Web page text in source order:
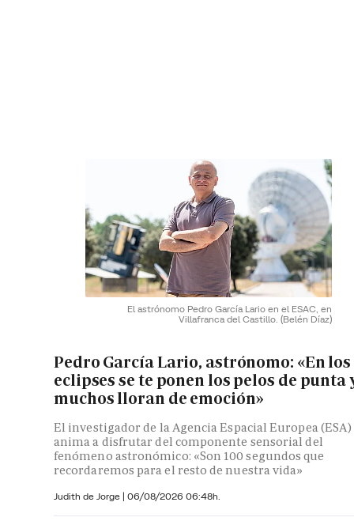
El astrónomo Pedro García Lario en el ESAC, en
Villafranca del Castillo. (Belén Díaz)
Pedro García Lario, astrónomo: «En los
eclipses se te ponen los pelos de punta
muchos lloran de emoción»
El investigador de la Agencia Espacial Europea (ESA)
anima a disfrutar del componente sensorial del
fenómeno astronómico: «Son 100 segundos que
recordaremos para el resto de nuestra vida»
Judith de Jorge | 06/08/2026 06:48h.